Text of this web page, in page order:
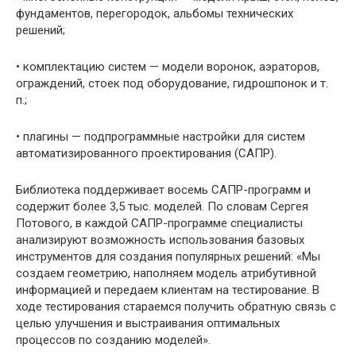
фундаментов, перегородок, альбомы технических
решений;
• комплектацию систем — модели воронок, аэраторов,
ограждений, стоек под оборудование, гидрошпонок и т.
п.;
• плагины — подпрограммные настройки для систем
автоматизированного проектирования (САПР).
Библиотека поддерживает восемь САПР-программ и
содержит более 3,5 тыс. моделей. По словам Сергея
Потового, в каждой САПР-программе специалисты
анализируют возможность использования базовых
инструментов для создания популярных решений: «Мы
создаем геометрию, наполняем модель атрибутивной
информацией и передаем клиентам на тестирование. В
ходе тестирования стараемся получить обратную связь с
целью улучшения и выстраивания оптимальных
процессов по созданию моделей».